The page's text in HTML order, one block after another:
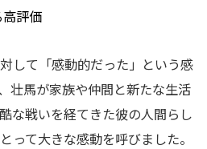
評価
して「感動的だった」という感
壮馬が家族や仲間と新たな生活
な戦いを経てきた彼の人間らし
って大きな感動を呼びました。